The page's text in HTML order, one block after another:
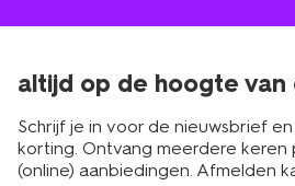
altijd op de hoogte
Schrijf je in voor de nieuwsbrief en
korting. Ontvang meerdere keren
(online) aanbiedingen. Afmelden